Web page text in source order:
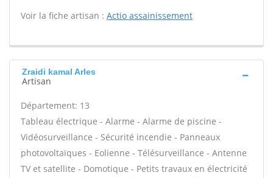
Voir la fiche artisan : Actio assainissement
Zraidi kamal Arles
Artisan
Département: 13
Tableau électrique - Alarme - Alarme de piscine -
Vidéosurveillance - Sécurité incendie - Panneaux
photovoltaïques - Eolienne - Télésurveillance - Antenne
TV et satellite - Domotique - Petits travaux en électricité